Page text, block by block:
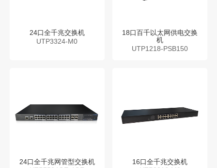
24口全千兆交换机
UTP3324-M0
18⼝百千以太⽹供电交换
机
UTP1218-PSB150
24口全千兆网管型交换机
16口全千兆交换机